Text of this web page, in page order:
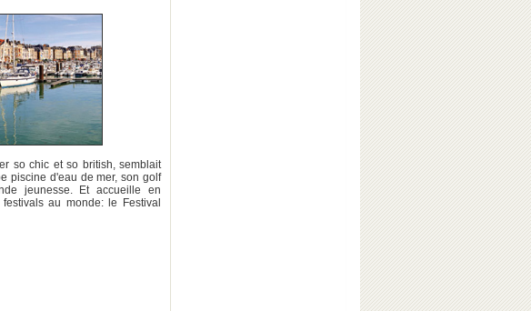
so chic et so british, semblait
piscine d'eau de mer, son golf
jeunesse. Et accueille en
au monde: le Festival